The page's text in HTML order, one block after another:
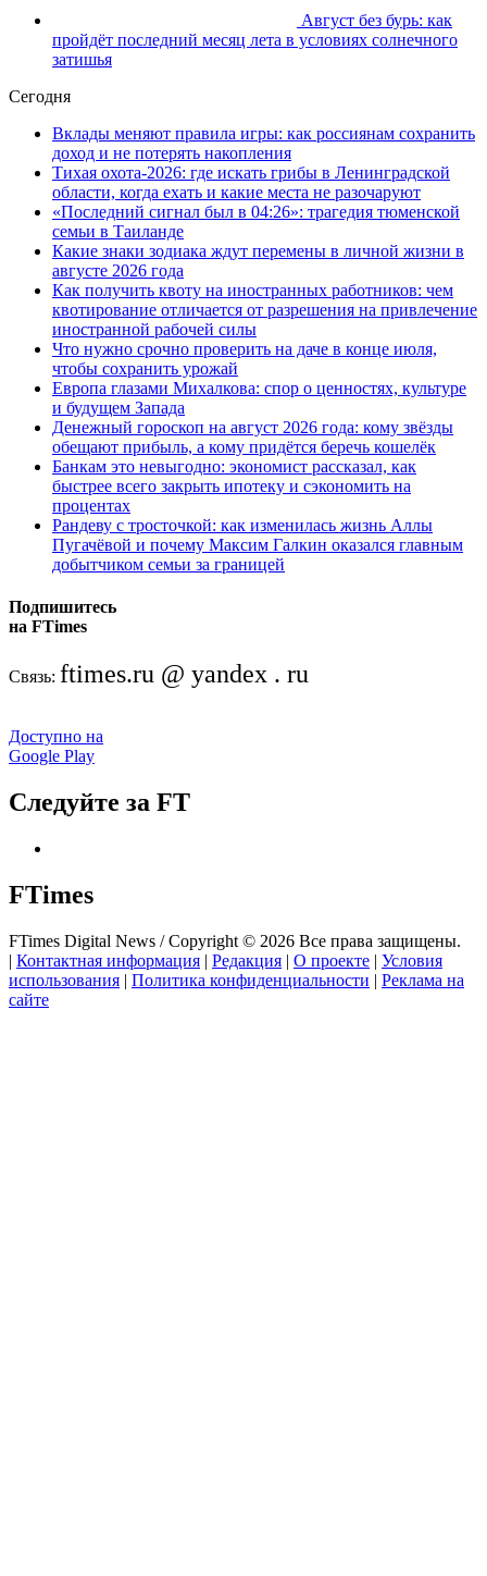
Август без бурь: как
пройдёт последний месяц лета в условиях солнечного
затишья
Сегодня
Вклады меняют правила игры: как россиянам сохранить
доход и не потерять накопления
Тихая охота-2026: где искать грибы в Ленинградской
области, когда ехать и какие места не разочаруют
«Последний сигнал был в 04:26»: трагедия тюменской
семьи в Таиланде
Какие знаки зодиака ждут перемены в личной жизни в
августе 2026 года
Как получить квоту на иностранных работников: чем
квотирование отличается от разрешения на привлечение
иностранной рабочей силы
Что нужно срочно проверить на даче в конце июля,
чтобы сохранить урожай
Европа глазами Михалкова: спор о ценностях, культуре
и будущем Запада
Денежный гороскоп на август 2026 года: кому звёзды
обещают прибыль, а кому придётся беречь кошелёк
Банкам это невыгодно: экономист рассказал, как
быстрее всего закрыть ипотеку и сэкономить на
процентах
Рандеву с тросточкой: как изменилась жизнь Аллы
Пугачёвой и почему Максим Галкин оказался главным
добытчиком семьи за границей
Подпишитесь
на FTimes
Связь: ftimes.ru @ yandex . ru
Доступно на
Google Play
Следуйте за FT
FTimes
FTimes Digital News / Copyright © 2026 Все права защищены.
| Контактная информация | Редакция | О проекте | Условия
использования | Политика конфиденциальности | Реклама на
сайте